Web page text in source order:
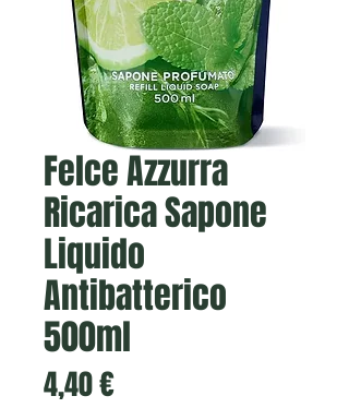
Felce Azzurra
Ricarica Sapone
Liquido
Antibatterico
500ml
4,40 €Prix